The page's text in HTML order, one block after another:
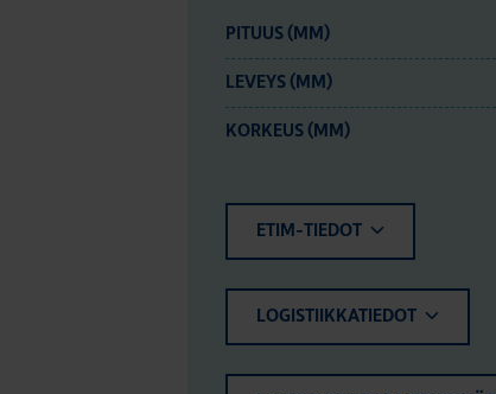
PITUUS (MM)
LEVEYS (MM)
KORKEUS (MM)
ETIM-TIEDOT
LOGISTIIKKATIEDOT